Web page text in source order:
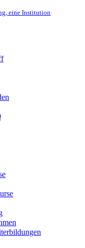
eine Institution